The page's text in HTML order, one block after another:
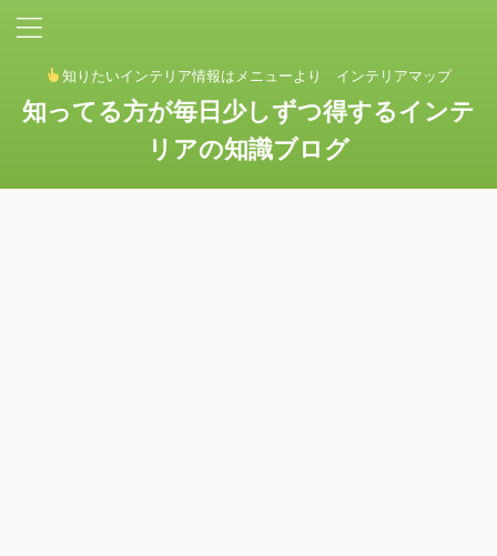
知りたいインテリア情報はメニューより インテリアマップ
知ってる方が毎日少しずつ得するインテ
リアの知識ブログ